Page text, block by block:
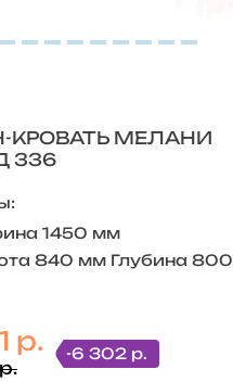
КРОВАТЬ МЕЛАНИ
ТД 336
1450 мм
840 мм Глубина 800
р. -6 302 р.